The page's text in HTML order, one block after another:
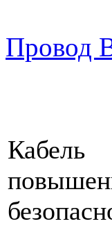
Провод
Кабель